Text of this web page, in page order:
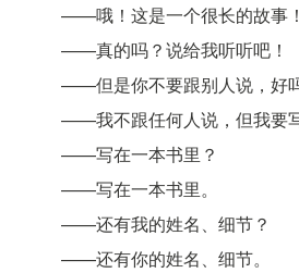
——哦！这是一个很长的故事！
——真的吗？说给我听听吧！
——但是你不要跟别人说，好
——我不跟任何人说，但我要写
——写在一本书里？
——写在一本书里。
——还有我的姓名、细节？
——还有你的姓名、细节。